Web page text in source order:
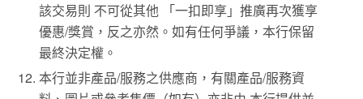
該交易則 不可從其他 「一扣即享」推廣再次獲享
優惠/獎賞，反之亦然。如有任何爭議，本行保留
最終決定權。
本行並非產品/服務之供應商，有關產品/服務資